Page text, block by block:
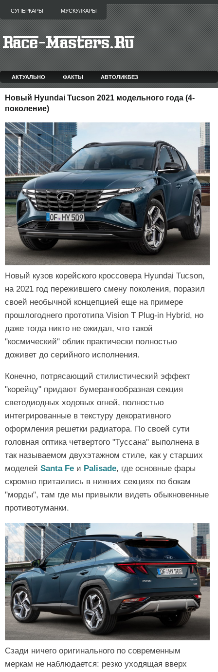
СУПЕРКАРЫ МУСКУЛКАРЫ
АКТУАЛЬНО ФАКТЫ АВТОЛИКБЕЗ
Новый Hyundai Tucson 2021 модельного года (4-
поколение)
Новый кузов корейского кроссовера Hyundai Tucson,
на 2021 год пережившего смену поколения, поразил
своей необычной концепцией еще на примере
прошлогоднего прототипа Vision T Plug-in Hybrid, но
даже тогда никто не ожидал, что такой
"космический" облик практически полностью
доживет до серийного исполнения.
Конечно, потрясающий стилистический эффект
"корейцу" придают бумерангообразная секция
светодиодных ходовых огней, полностью
интегрированные в текстуру декоративного
оформления решетки радиатора. По своей сути
головная оптика четвертого "Туссана" выполнена в
так называемом двухэтажном стиле, как у старших
моделей Santa Fe и Palisade, где основные фары
скромно притаились в нижних секциях по бокам
"морды", там где мы привыкли видеть обыкновенные
противотуманки.
Сзади ничего оригинального по современным
меркам не наблюдается: резко уходящая вверх